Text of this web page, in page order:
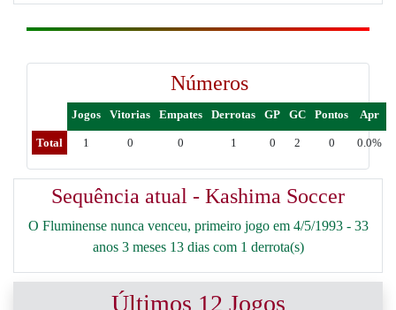
Números
Jogos Vitorias Empates Derrotas GP GC Pontos Apr
Total 1 0 0 1 0 2 0 0.0%
Sequência atual - Kashima Soccer
O Fluminense nunca venceu, primeiro jogo em 4/5/1993 - 33
anos 3 meses 13 dias com 1 derrota(s)
Últimos 12 Jogos